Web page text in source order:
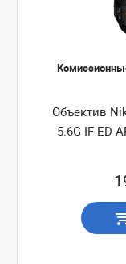
Объектив
5.6G IF-ED